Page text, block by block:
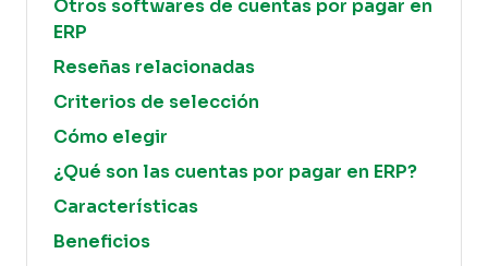
Otros softwares de cuentas por pagar en
ERP
Reseñas relacionadas
Criterios de selección
Cómo elegir
¿Qué son las cuentas por pagar en ERP?
Características
Beneficios